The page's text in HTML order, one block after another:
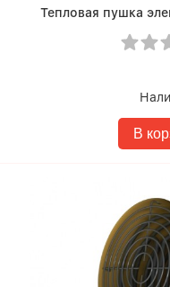
Тепловая пушка
В